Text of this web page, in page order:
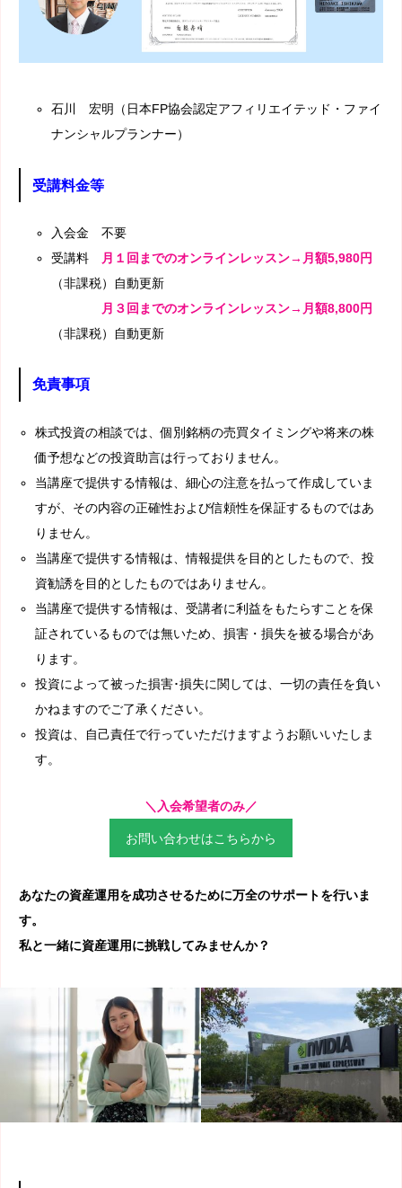
石川 宏明（日本FP協会認定アフィリエイテッド・ファイ
ナンシャルプランナー）
受講料金等
入会金不要
受講料
月１回までのオンラインレッスン→月額5,980円
（非課税）自動更新
月３回までのオンラインレッスン→月額8,800円
（非課税）自動更新
免責事項
株式投資の相談では、個別銘柄の売買タイミングや将来の株
価予想などの投資助言は行っておりません。
当講座で提供する情報は、細心の注意を払って作成していま
すが、その内容の正確性および信頼性を保証するものではあ
りません。
当講座で提供する情報は、情報提供を目的としたもので、投
資勧誘を目的としたものではありません。
当講座で提供する情報は、受講者に利益をもたらすことを保
証されているものでは無いため、損害・損失を被る場合があ
ります。
投資によって被った損害･損失に関しては、一切の責任を負い
かねますのでご了承ください。
投資は、自己責任で行っていただけますようお願いいたしま
す。
＼入会希望者のみ／
お問い合わせはこちらから
あなたの資産運用を成功させるために万全のサポートを行いま
す。
私と一緒に資産運用に挑戦してみませんか？